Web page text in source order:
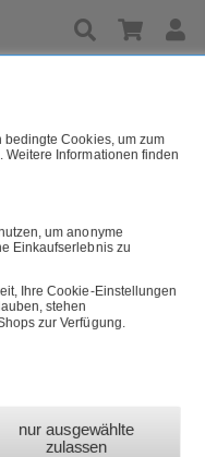
Troki
175 g Troki
Cookies, um zum
Informationen finden
um anonyme
Einkaufserlebnis zu
Ihre Cookie-Einstellungen
stehen
zur Verfügung.
nur ausgewählte
zulassen